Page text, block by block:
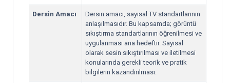
Dersin Amacı
Dersin amacı, sayısal TV standartlarının
anlaşılmasıdır. Bu kapsamda; görüntü
sıkıştırma standartlarının öğrenilmesi ve
uygulanması ana hedeftir. Sayısal
olarak sesin sıkıştırılması ve iletilmesi
konularında gerekli teorik ve pratik
bilgilerin kazandırılması.